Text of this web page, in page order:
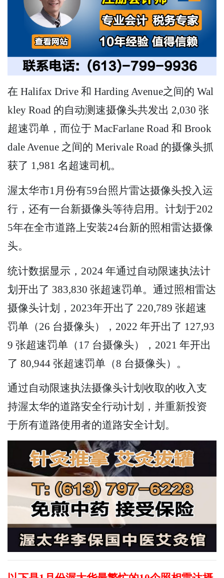
在 Halifax Drive 和 Harding Avenue之间的 Wal
kley Road 的自动测速摄像头共发出 2,030 张
超速罚单，而位于 MacFarlane Road 和 Brook
dale Avenue 之间的 Merivale Road 的摄像头抓
获了 1,981 名超速司机。
渥太华市1月份有59台照片雷达摄像头投入运
行，还有一台新摄像头等待启用。计划于202
5年在全市道路上安装24台新的照相雷达摄像
头。
统计数据显示，2024 年通过自动限速执法计
划开出了 383,830 张超速罚单。通过照相雷达
摄像头计划，2023年开出了 220,789 张超速
罚单（26 台摄像头），2022 年开出了 127,93
9 张超速罚单（17 台摄像头），2021 年开出
了 80,944 张超速罚单（8 台摄像头）。
通过自动限速执法摄像头计划收取的收入支
持渥太华的道路安全行动计划，并重新投资
于所有道路使用者的道路安全计划。